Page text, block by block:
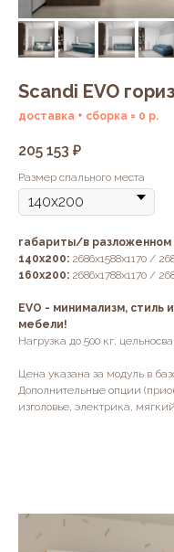
Scandi EVO
доставка + сборка = 0 р.
205 153 ₽
Размер спального места
габариты/в разложенном
140х200: 2686х1588х1170 /
160х200: 2686х1788х1170 /
EVO - минимализм, стиль
мебели!
Нагрузка до 500 кг,
Цена указана за модуль в
Дополнительные опции
изголовье, электрика,